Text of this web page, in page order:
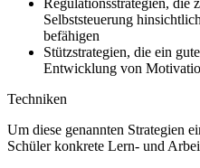
Regulationsstrategien, die
Selbststeuerung
befähigen
Stützstrategien, die ein
Entwicklung von
Techniken
Um diese genannten Strategien
Schüler konkrete Lern- und